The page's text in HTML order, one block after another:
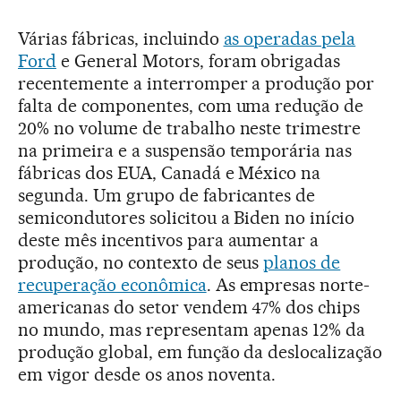
Várias fábricas, incluindo as operadas pela
Forde General Motors, foram obrigadas
recentemente a interromper a produção por
falta de componentes, com uma redução de
20% no volume de trabalho neste trimestre
na primeira e a suspensão temporária nas
fábricas dos EUA, Canadá e México na
segunda. Um grupo de fabricantes de
semicondutores solicitou a Biden no início
deste mês incentivos para aumentar a
produção, no contexto de seusplanos de
recuperação econômica. As empresas norte-
americanas do setor vendem 47% dos chips
no mundo, mas representam apenas 12% da
produção global, em função da deslocalização
em vigor desde os anos noventa.